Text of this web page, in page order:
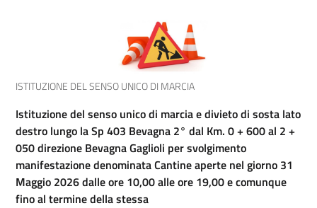
ISTITUZIONE DEL SENSO UNICO DI MARCIA
Istituzione del senso unico di marcia e divieto di sosta lato
destro lungo la Sp 403 Bevagna 2° dal Km. 0 + 600 al 2 +
050 direzione Bevagna Gaglioli per svolgimento
manifestazione denominata Cantine aperte nel giorno 31
Maggio 2026 dalle ore 10,00 alle ore 19,00 e comunque
fino al termine della stessa